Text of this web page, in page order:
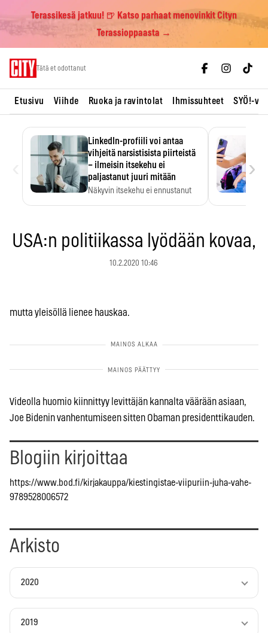
Terassikesä jatkuu! 🍺 Katso parhaat menovinkit Cityn
Terassioppaasta →
Tätä et odottanut
Etusivu Viihde Ruoka ja ravintolat Ihmissuhteet SYÖ!-
LinkedIn-profiili voi antaa
vihjeitä narsistisista piirteistä
– ilmeisin itsekehu ei
paljastanut juuri mitään
Näkyvin itsekehu ei ennustanut
›
USA:n politiikassa lyödään kovaa,
10.2.2020 10:46
mutta yleisöllä lienee hauskaa.
Videolla huomio kiinnittyy levittäjän kannalta väärään asiaan,
Joe Bidenin vanhentumiseen sitten Obaman presidenttikauden.
Blogiin kirjoittaa
https://www.bod.fi/kirjakauppa/kiestingistae-viipuriin-juha-vahe-
9789528006572
Arkisto
2020
2019